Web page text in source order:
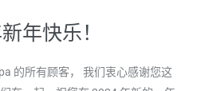
年快乐！
的所有顾客， 我们衷心感谢您这